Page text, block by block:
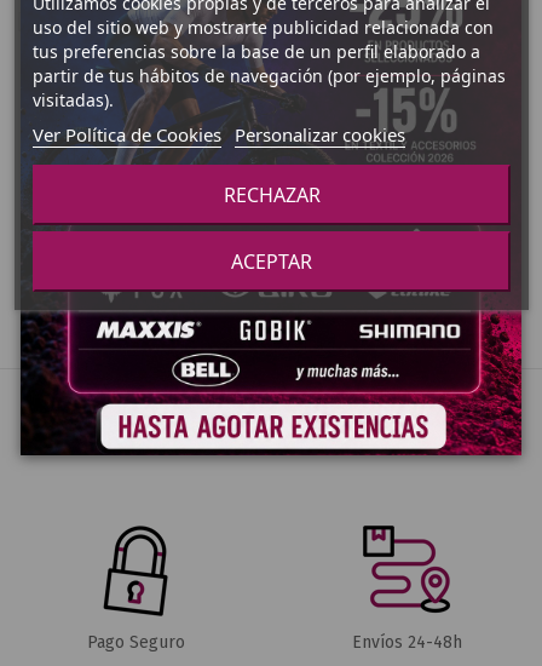
Fuera de stock
MOCHILAS HIDRATACION
MOCHILA HIDRATACION
CAMELBACK ROGUE
LIGHT
Ver Producto
Fuera de stock
BIDONES Y
PORTABIDONES
BIDON
CAMELBACK
CHUTE MAG
NEGRO
600ML
32,99 €
Ver Producto
Pago Seguro Envíos 24-48h
uso del sitio web y mostrarte publicidad relacionada con
tus preferencias sobre la base de un perfil elaborado a
partir de tus hábitos de navegación (por ejemplo, páginas
visitadas).
Ver Política de Cookies Personalizar cookies
RECHAZAR
ACEPTAR